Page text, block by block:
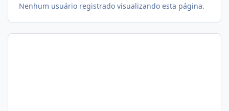
Nenhum usuário registrado visualizando esta página.